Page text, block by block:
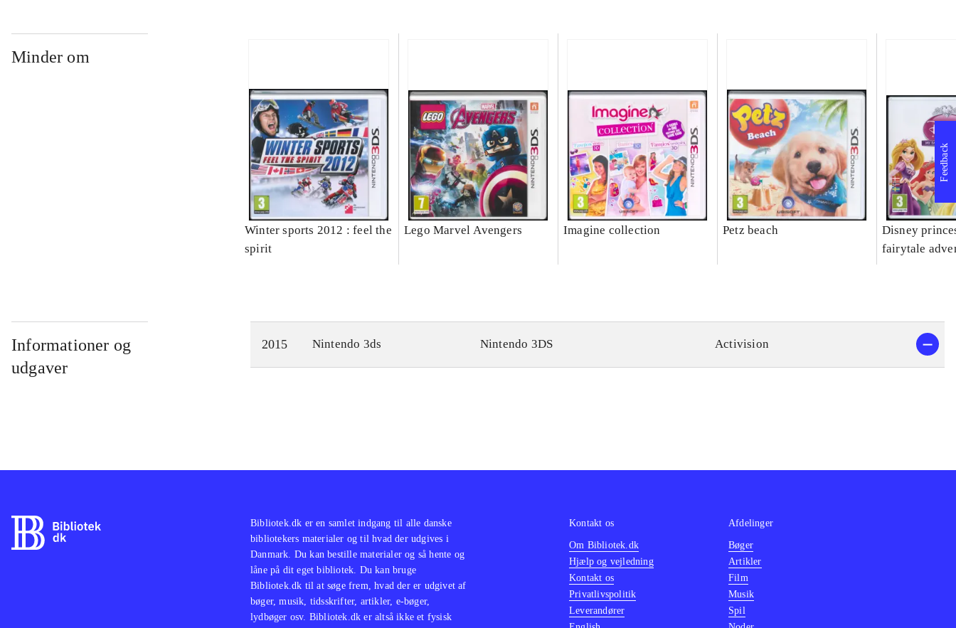
Minder om
Winter sports 2012 : feel the
spirit
Lego Marvel Avengers Imagine collection Petz beach
Disney
fairytale
Informationer og
udgaver
2015 Nintendo 3ds Nintendo 3DS Activision
Feedback
Bibliotek.dk er en samlet indgang til alle danske
bibliotekers materialer og til hvad der udgives i
Danmark. Du kan bestille materialer og så hente og
låne på dit eget bibliotek. Du kan bruge
Bibliotek.dk til at søge frem, hvad der er udgivet af
bøger, musik, tidsskrifter, artikler, e-bøger,
lydbøger osv. Bibliotek.dk er altså ikke et fysisk
Kontakt os
Om Bibliotek.dk
Hjælp og vejledning
Kontakt os
Privatlivspolitik
Leverandører
Afdelinger
Bøger
Artikler
Film
Musik
Spil